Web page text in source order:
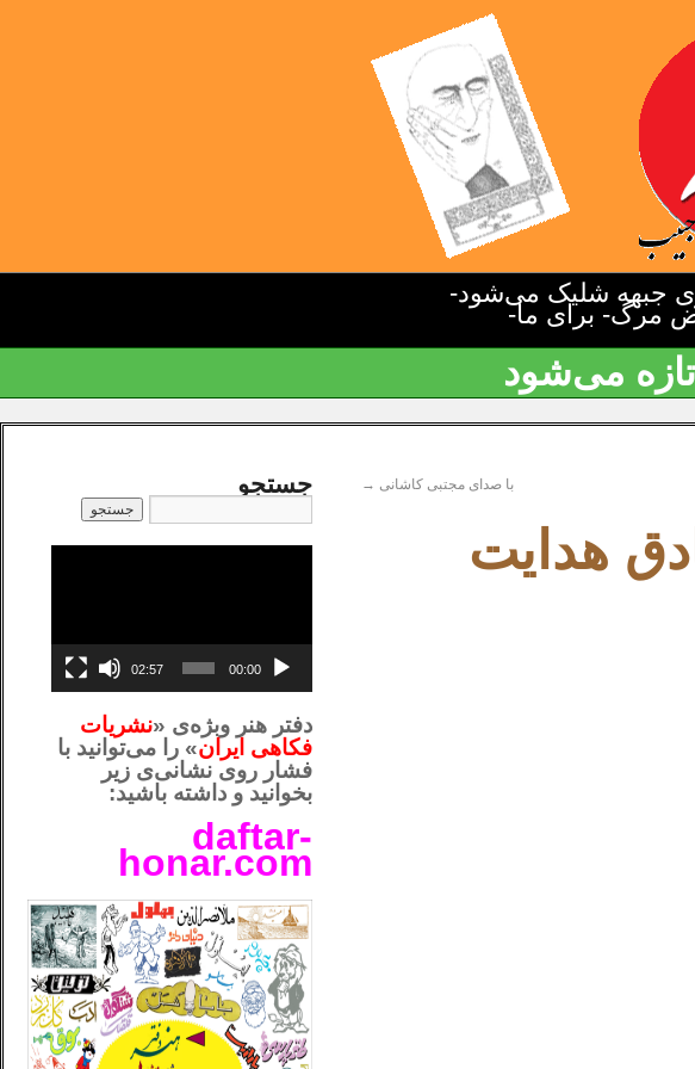
جبهه شلیک می‌شود-
مرگ- برای ما-
می‌شود
با صدای مجتبی کاشانی →
هدايت
جستجو
00:00
02:57
دفتر هنر وبژه‌ی «نشریات
فکاهی ایران» را می‌توانید با
فشار روی نشانی‌ی زیر
بخوانید و داشته باشید:
daftar-
honar.com